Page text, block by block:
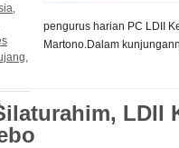
pengurus harian PC LDII
Martono.Dalam
LDII